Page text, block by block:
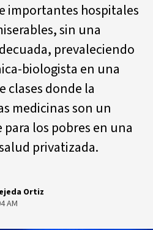
importantes hospitales
sin una
prevaleciendo
biologista en una
clases donde la
medicinas son un
los pobres en una
privatizada.
Ortiz
AM